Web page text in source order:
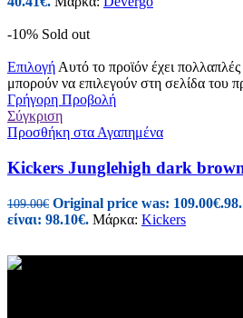
-10% Sold out
Επιλογή Αυτό το προϊόν έχει
μπορούν να επιλεγούν στη σελίδα του
Γρήγορη Προβολή
Σύγκριση
Προσθήκη στα Αγαπημένα
Kickers Junglehigh dark
109.00€ Original price was: 109.00€.
είναι: 98.10€. Μάρκα: Kickers